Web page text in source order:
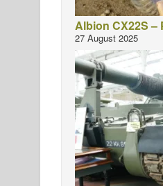
Albion CX22S –
27 August 2025